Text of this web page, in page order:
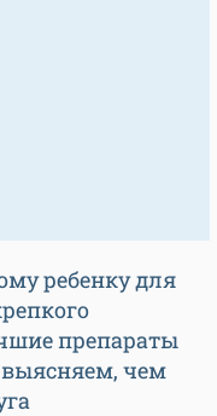
ребенку для
препараты
выясняем, чем